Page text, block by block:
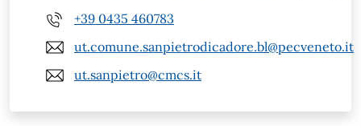
+39 0435 460783
ut.comune.sanpietrodicadore.bl@pecveneto.it
ut.sanpietro@cmcs.it